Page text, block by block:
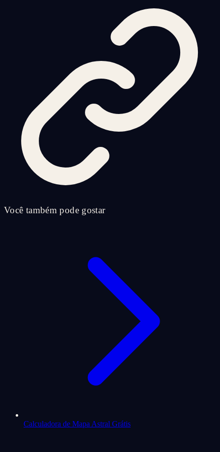
Você também pode gostar
Calculadora de Mapa Astral Grátis